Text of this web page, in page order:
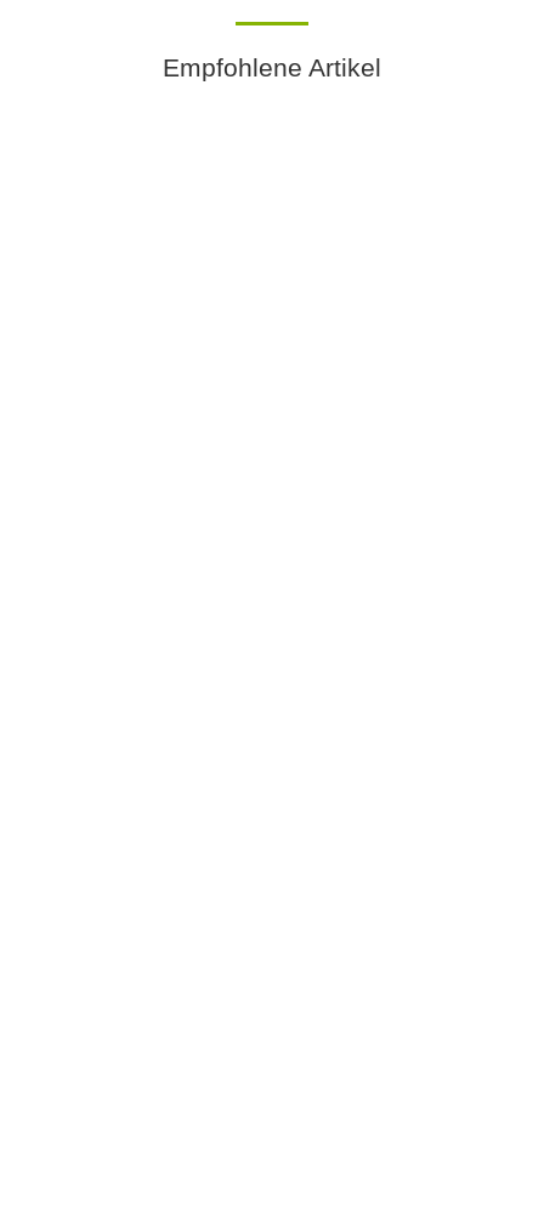
Empfohlene Artikel